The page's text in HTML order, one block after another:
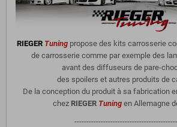
RIEGER Tuning propose des kits carrosserie
de carrosserie comme par exemple des
avant des diffuseurs de pare-
des spoilers et autres produits de
De la conception du produit à sa fabrication
chez RIEGER Tuningen Allemagne